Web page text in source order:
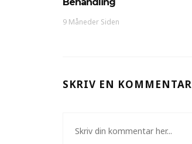
9 Måneder Siden
SKRIV EN KOMMENTAR